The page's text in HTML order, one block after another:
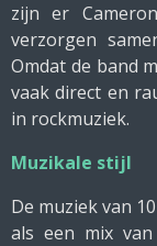
zijn er
verzorgen
Omdat de band
vaak direct en
in rockmuziek.
Muzikale stijl
De muziek van
als een mix